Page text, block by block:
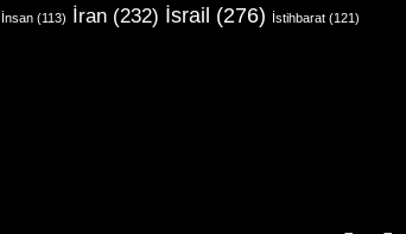
İnsan (113) İran (232) İsrail (276) İstihbarat (121)